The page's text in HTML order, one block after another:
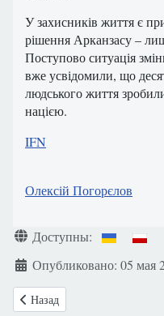
У захисників життя є
рішення Арканзасу –
Поступово ситуація
вже усвідомили, що
людського життя
нацією.
IFN
Олексій Погорєлов
Информация о материале
Доступны:
Опубликовано: 05 мая
Предыдущий: Япония:
Назад